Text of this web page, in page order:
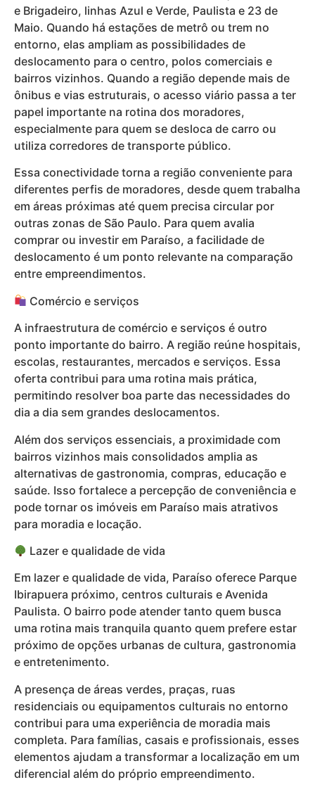
e Brigadeiro, linhas Azul e Verde, Paulista e 23 de
Maio. Quando há estações de metrô ou trem no
entorno, elas ampliam as possibilidades de
deslocamento para o centro, polos comerciais e
bairros vizinhos. Quando a região depende mais de
ônibus e vias estruturais, o acesso viário passa a ter
papel importante na rotina dos moradores,
especialmente para quem se desloca de carro ou
utiliza corredores de transporte público.
Essa conectividade torna a região conveniente para
diferentes perfis de moradores, desde quem trabalha
em áreas próximas até quem precisa circular por
outras zonas de São Paulo. Para quem avalia
comprar ou investir em Paraíso, a facilidade de
deslocamento é um ponto relevante na comparação
entre empreendimentos.
Comércio e serviços
A infraestrutura de comércio e serviços é outro
ponto importante do bairro. A região reúne hospitais,
escolas, restaurantes, mercados e serviços. Essa
oferta contribui para uma rotina mais prática,
permitindo resolver boa parte das necessidades do
dia a dia sem grandes deslocamentos.
Além dos serviços essenciais, a proximidade com
bairros vizinhos mais consolidados amplia as
alternativas de gastronomia, compras, educação e
saúde. Isso fortalece a percepção de conveniência e
pode tornar os imóveis em Paraíso mais atrativos
para moradia e locação.
Lazer e qualidade de vida
Em lazer e qualidade de vida, Paraíso oferece Parque
Ibirapuera próximo, centros culturais e Avenida
Paulista. O bairro pode atender tanto quem busca
uma rotina mais tranquila quanto quem prefere estar
próximo de opções urbanas de cultura, gastronomia
e entretenimento.
A presença de áreas verdes, praças, ruas
residenciais ou equipamentos culturais no entorno
contribui para uma experiência de moradia mais
completa. Para famílias, casais e profissionais, esses
elementos ajudam a transformar a localização em um
diferencial além do próprio empreendimento.